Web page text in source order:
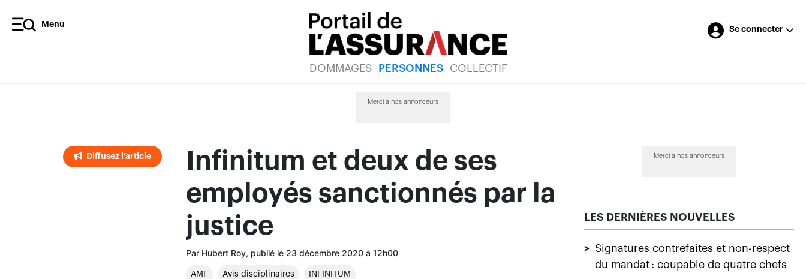
Menu
DOMMAGES PERSONNES COLLECTIF
Se connecter
Merci à nos annonceurs
Diffusez l’article
Infinitum et deux de ses
employés sanctionnés par la
justice
Par Hubert Roy, publié le 23 décembre 2020 à 12h00
AMF Avis disciplinaires INFINITUM
Merci à nos annonceurs
LES DERNIÈRES NOUVELLES
> Signatures contrefaites et non-respect
du mandat : coupable de quatre chefs